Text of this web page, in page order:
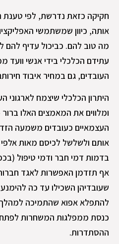
חקיקה כזאת נדרשת, לפי
אותה, כיוון שמשתמשי
מה טוב להם. כביכול עדיף להם
עתידם הכלכלי בידי אנשי וועד
העובדים, גם במחיר איבוד
היתרון הכלכלי שיצמח לארגוני
ומלווים את המאמצים האלו
העצמאיים כעובדים משמעה
אותם ולשלשל לכיסם מאות
בדמות דמי חבר ודמי טיפול
אף תזדמן האפשרות לאגד
שעובדיהן השכילו עד כה
להתפלא אפוא שהתמיכה
כנסת ממפלגות המשחרות
ההסתדרות.